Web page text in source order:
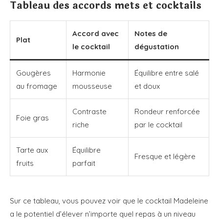
Tableau des accords mets et cocktails
Plat
Accord avec
le cocktail
Notes de
dégustation
Gougères
au fromage
Harmonie
mousseuse
Équilibre entre salé
et doux
Foie gras
Contraste
riche
Rondeur renforcée
par le cocktail
Tarte aux
fruits
Équilibre
parfait
Fresque et légère
Sur ce tableau, vous pouvez voir que le cocktail Madeleine
a le potentiel d’élever n’importe quel repas à un niveau